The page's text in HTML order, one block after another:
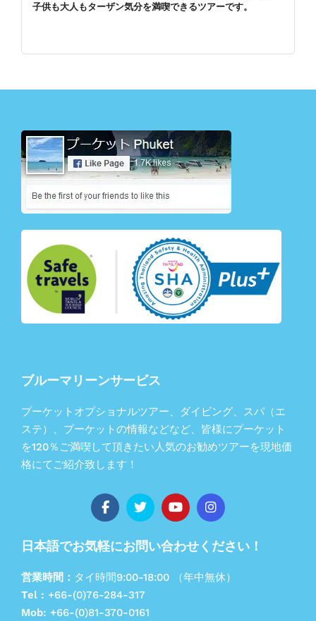
子供も大人もターザン気分を満喫できるツアーです。
ブルーマリーンサービス
プーケットオプショナルツアー、ダイビング、スパ（エ
ステ）、プーケットの情報などなど、皆様にプーケット
を120％ご満喫して頂きたい人気のお勧めツアーを現地価
格にてご紹介致します！
日本語でお気軽にお問い合わせください！
営業時間： タイ時間9:00-18:00 （年中無休）
Tel : +66-(0)76-284-317
Mob: +66-(0)81-370-0161